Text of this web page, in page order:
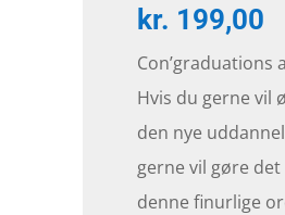
kr. 199,00
Con’graduations
Hvis du gerne vil
den nye
gerne vil gøre
denne finurlige